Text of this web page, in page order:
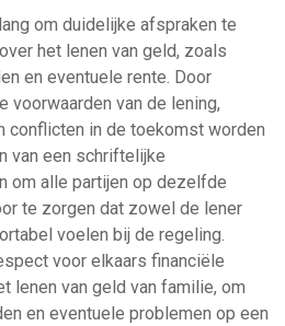
om duidelijke afspraken te
het lenen van geld, zoals
en eventuele rente. Door
voorwaarden van de lening,
conflicten in de toekomst worden
van een schriftelijke
om alle partijen op dezelfde
te zorgen dat zowel de lener
voelen bij de regeling.
voor elkaars financiële
lenen van geld van familie, om
en eventuele problemen op een